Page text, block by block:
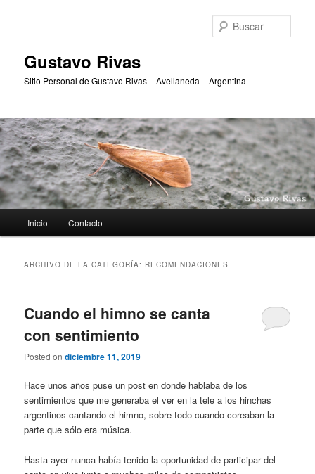
Gustavo Rivas
Sitio Personal de Gustavo Rivas – Avellaneda – Argentina
principal
Inicio Contacto
ARCHIVO DE LA CATEGORÍA: RECOMENDACIONES
Cuando el himno se canta
con sentimiento
Posted ondiciembre 11, 2019
Hace unos años puse un post en donde hablaba de los
sentimientos que me generaba el ver en la tele a los hinchas
argentinos cantando el himno, sobre todo cuando coreaban la
parte que sólo era música.
Hasta ayer nunca había tenido la oportunidad de participar del